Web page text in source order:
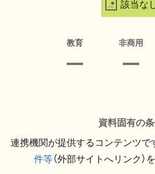
該当な
教育 非商用
資料固有の
連携機関が提供するコンテンツで
件等（外部サイトへリンク）